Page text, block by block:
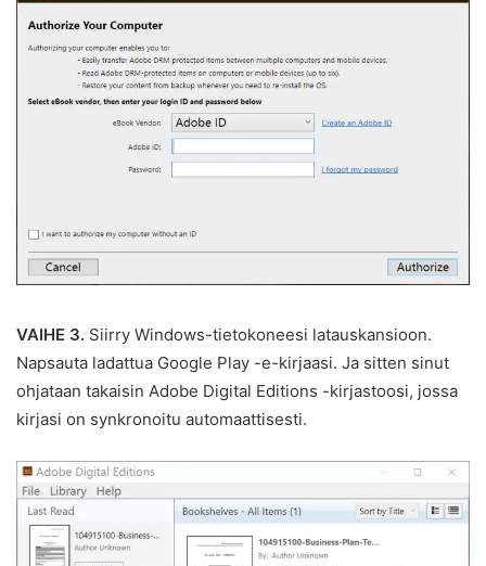
VAIHE 3. Siirry Windows-tietokoneesi latauskansioon.
Napsauta ladattua Google Play -e-kirjaasi. Ja sitten sinut
ohjataan takaisin Adobe Digital Editions -kirjastoosi, jossa
kirjasi on synkronoitu automaattisesti.